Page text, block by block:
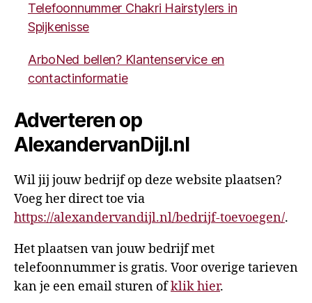
Telefoonnummer Chakri Hairstylers in
Spijkenisse
ArboNed bellen? Klantenservice en
contactinformatie
Adverteren op
AlexandervanDijl.nl
Wil jij jouw bedrijf op deze website plaatsen?
Voeg her direct toe via
https://alexandervandijl.nl/bedrijf-toevoegen/.
Het plaatsen van jouw bedrijf met
telefoonnummer is gratis. Voor overige tarieven
kan je een email sturen ofklik hier.